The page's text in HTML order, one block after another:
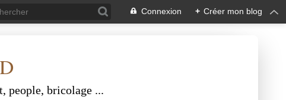
Connexion + Créer mon blog
people, bricolage ...